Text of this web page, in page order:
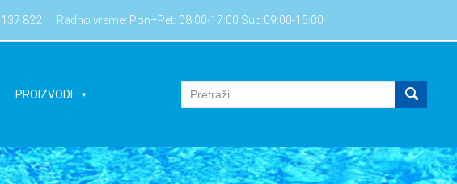
822 Radno vreme: Pon–Pet: 08:00-17:00 Sub:09:00-15:00
PROIZVODI